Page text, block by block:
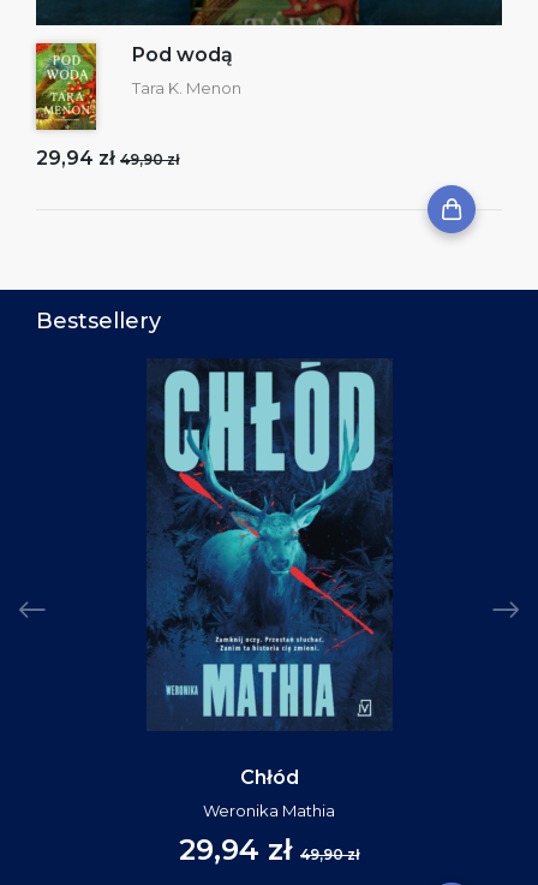
Pod wodą
Tara K. Menon
29,94 zł 49,90 zł
Bestsellery
Chłód
Weronika Mathia
29,94 zł 49,90 zł